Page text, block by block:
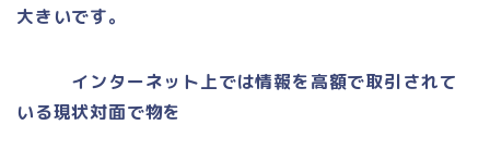
大きいです。
インターネット上では情報を高額で取引されて
いる現状対面で物を